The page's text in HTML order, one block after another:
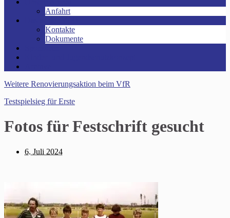
Anfahrt
Kontakte
Dokumente
Weitere Renovierungsaktion beim VfR
Testspielsieg für Erste
Fotos für Festschrift gesucht
6. Juli 2024